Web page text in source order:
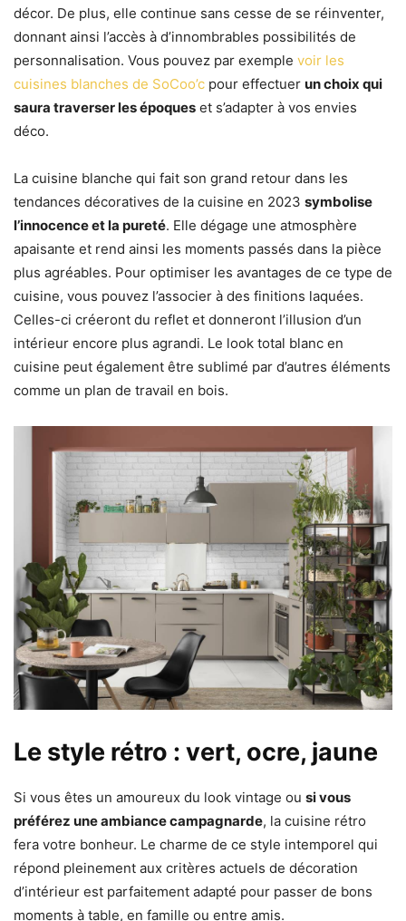
décor. De plus, elle continue sans cesse de se réinventer,
donnant ainsi l’accès à d’innombrables possibilités de
personnalisation. Vous pouvez par exemple voir les
cuisines blanches de SoCoo’c pour effectuer un choix qui
saura traverser les époques et s’adapter à vos envies
déco.
La cuisine blanche qui fait son grand retour dans les
tendances décoratives de la cuisine en 2023 symbolise
l’innocence et la pureté. Elle dégage une atmosphère
apaisante et rend ainsi les moments passés dans la pièce
plus agréables. Pour optimiser les avantages de ce type de
cuisine, vous pouvez l’associer à des finitions laquées.
Celles-ci créeront du reflet et donneront l’illusion d’un
intérieur encore plus agrandi. Le look total blanc en
cuisine peut également être sublimé par d’autres éléments
comme un plan de travail en bois.
Le style rétro : vert, ocre, jaune
Si vous êtes un amoureux du look vintage ou si vous
préférez une ambiance campagnarde, la cuisine rétro
fera votre bonheur. Le charme de ce style intemporel qui
répond pleinement aux critères actuels de décoration
d’intérieur est parfaitement adapté pour passer de bons
moments à table, en famille ou entre amis.